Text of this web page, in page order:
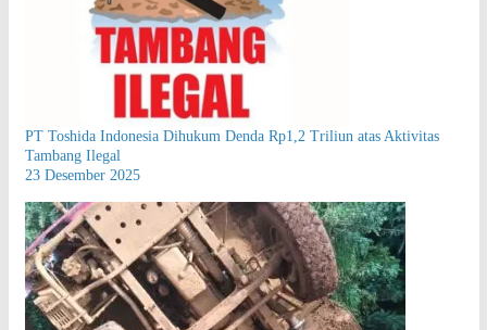
PT Toshida Indonesia Dihukum Denda Rp1,2 Triliun atas Aktivitas
Tambang Ilegal
23 Desember 2025